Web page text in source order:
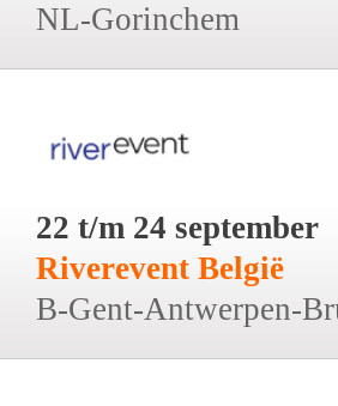
NL-Gorinchem
22 t/m 24 september
Riverevent België
B-Gent-Antwerpen-